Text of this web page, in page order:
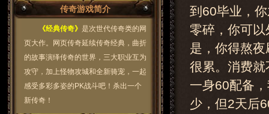
到60毕业，
零碎，你可
是，你得熬
很累。消费
一身60配备
少，但2天后
传奇游戏简介
《经典传奇》 是次世代传奇类的网
页大作。网页传奇延续传奇经典，曲折
的故事演绎传奇的世界，三大职业互为
攻守，加上怪物攻城和全新骑宠，一起
感受多彩多姿的PK战斗吧！杀出一个
新传奇！